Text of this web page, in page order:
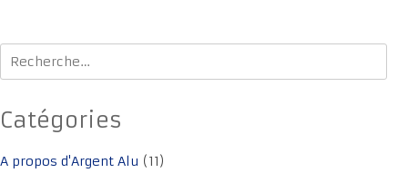
Rechercher :
Catégories
A propos d'Argent Alu (11)